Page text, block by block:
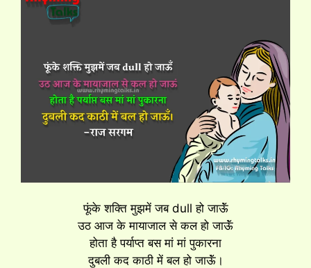
फूंके शक्ति मुझमें जब dull हो जाऊॅं
उठ आज के मायाजाल से कल हो जाऊॅं
होता है पर्याप्त बस मां मां पुकारना
दुबली कद काठी में बल हो जाऊॅं।